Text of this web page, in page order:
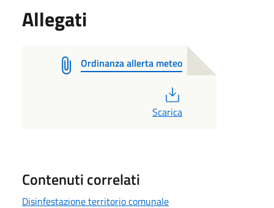
Allegati
Ordinanza allerta meteo
Scarica
Contenuti correlati
Disinfestazione territorio comunale